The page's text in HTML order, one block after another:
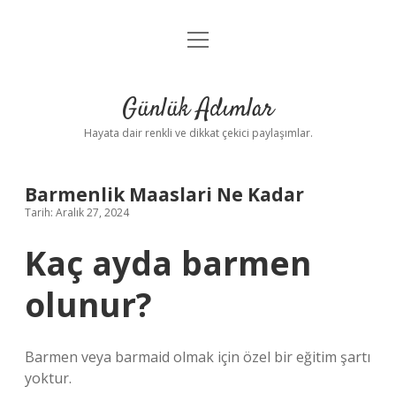
Anasayfa
Yasal Uyarı
menüyü
Günlük Adımlar
Hayata dair renkli ve dikkat çekici paylaşımlar.
Barmenlik Maaslari Ne Kadar
Tarih: Aralık 27, 2024
Kaç ayda barmen
olunur?
Barmen veya barmaid olmak için özel bir eğitim şartı
yoktur.